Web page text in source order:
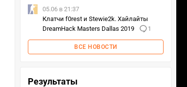
05.06 в 21:37
Клатчи f0rest и Stewie2k. Хайлайты
DreamHack Masters Dallas 2019
1
ВСЕ НОВОСТИ
Результаты